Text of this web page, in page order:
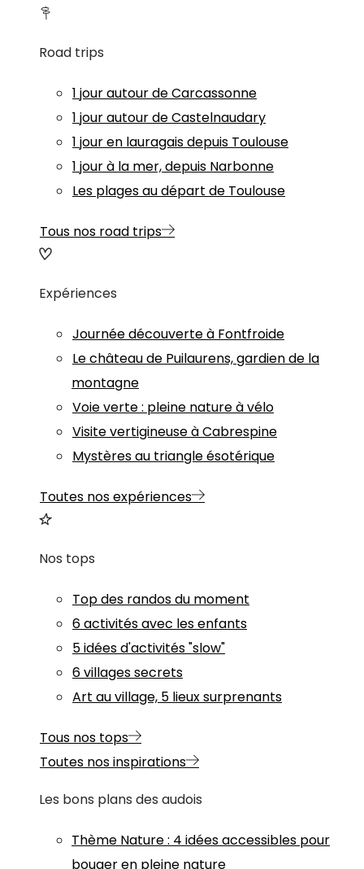
Road trips
1 jour autour de Carcassonne
1 jour autour de Castelnaudary
1 jour en lauragais depuis Toulouse
1 jour à la mer, depuis Narbonne
Les plages au départ de Toulouse
Tous nos road trips
Expériences
Journée découverte à Fontfroide
Le château de Puilaurens, gardien de la
montagne
Voie verte : pleine nature à vélo
Visite vertigineuse à Cabrespine
Mystères au triangle ésotérique
Toutes nos expériences
Nos tops
Top des randos du moment
6 activités avec les enfants
5 idées d'activités "slow"
6 villages secrets
Art au village, 5 lieux surprenants
Tous nos tops
Toutes nos inspirations
Les bons plans des audois
Thème Nature: 4 idées accessibles pour
bouger en pleine nature